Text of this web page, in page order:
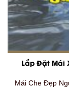
Lắp Đặt Mái
Mái Che Đẹp